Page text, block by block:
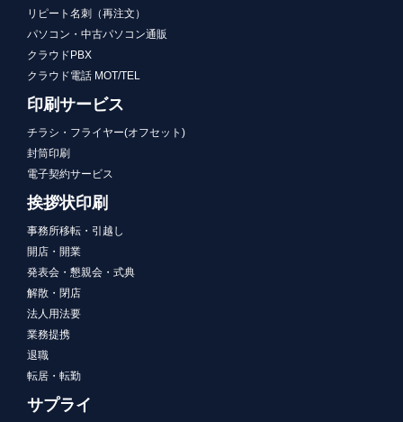
リピート名刺（再注文）
パソコン・中古パソコン通販
クラウドPBX
クラウド電話 MOT/TEL
印刷サービス
チラシ・フライヤー(オフセット)
封筒印刷
電子契約サービス
挨拶状印刷
事務所移転・引越し
開店・開業
発表会・懇親会・式典
解散・閉店
法人用法要
業務提携
退職
転居・転勤
サプライ